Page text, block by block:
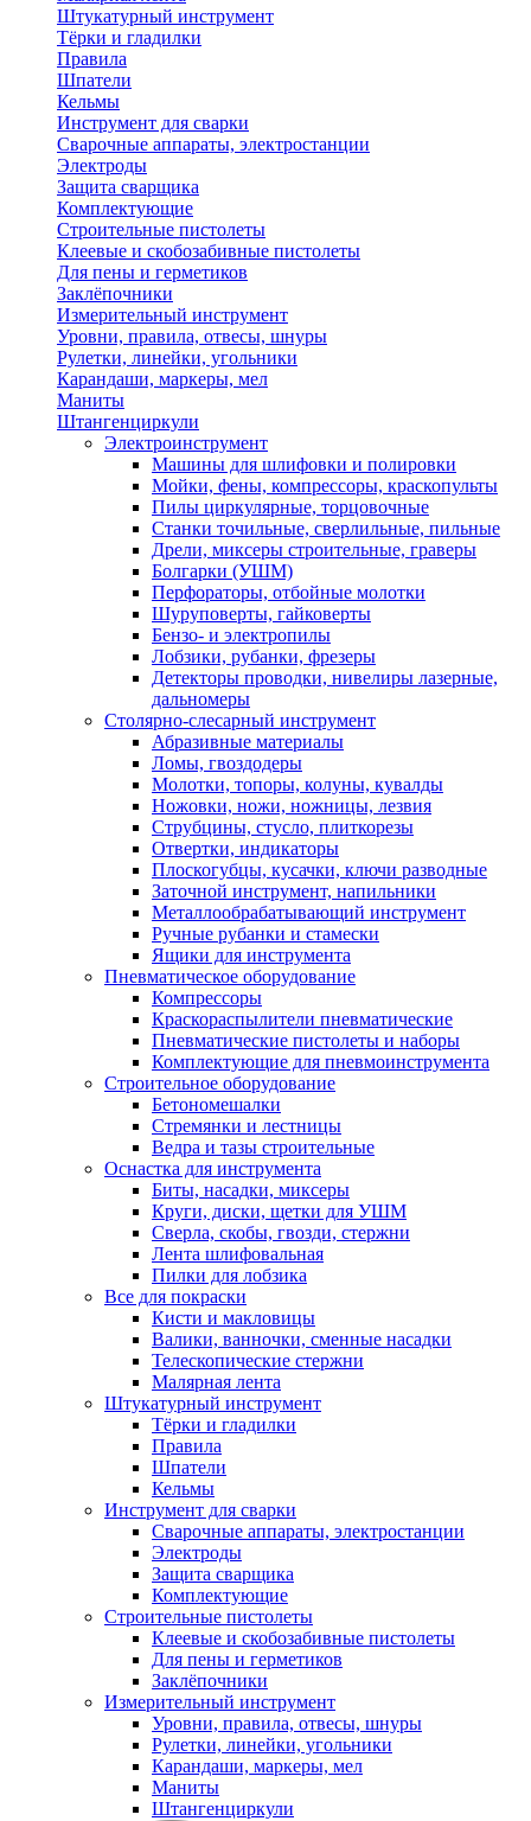
Штукатурный инструмент
Тёрки и гладилки
Правила
Шпатели
Кельмы
Инструмент для сварки
Сварочные аппараты, электростанции
Электроды
Защита сварщика
Комплектующие
Строительные пистолеты
Клеевые и скобозабивные пистолеты
Для пены и герметиков
Заклёпочники
Измерительный инструмент
Уровни, правила, отвесы, шнуры
Рулетки, линейки, угольники
Карандаши, маркеры, мел
Маниты
Штангенциркули
Электроинструмент
Машины для шлифовки и полировки
Мойки, фены, компрессоры, краскопульты
Пилы циркулярные, торцовочные
Станки точильные, сверлильные, пильные
Дрели, миксеры строительные, граверы
Болгарки (УШМ)
Перфораторы, отбойные молотки
Шуруповерты, гайковерты
Бензо- и электропилы
Лобзики, рубанки, фрезеры
Детекторы проводки, нивелиры лазерные,
дальномеры
Столярно-слесарный инструмент
Абразивные материалы
Ломы, гвоздодеры
Молотки, топоры, колуны, кувалды
Ножовки, ножи, ножницы, лезвия
Струбцины, стусло, плиткорезы
Отвертки, индикаторы
Плоскогубцы, кусачки, ключи разводные
Заточной инструмент, напильники
Металлообрабатывающий инструмент
Ручные рубанки и стамески
Ящики для инструмента
Пневматическое оборудование
Компрессоры
Краскораспылители пневматические
Пневматические пистолеты и наборы
Комплектующие для пневмоинструмента
Строительное оборудование
Бетономешалки
Стремянки и лестницы
Ведра и тазы строительные
Оснастка для инструмента
Биты, насадки, миксеры
Круги, диски, щетки для УШМ
Сверла, скобы, гвозди, стержни
Лента шлифовальная
Пилки для лобзика
Все для покраски
Кисти и макловицы
Валики, ванночки, сменные насадки
Телескопические стержни
Малярная лента
Штукатурный инструмент
Тёрки и гладилки
Правила
Шпатели
Кельмы
Инструмент для сварки
Сварочные аппараты, электростанции
Электроды
Защита сварщика
Комплектующие
Строительные пистолеты
Клеевые и скобозабивные пистолеты
Для пены и герметиков
Заклёпочники
Измерительный инструмент
Уровни, правила, отвесы, шнуры
Рулетки, линейки, угольники
Карандаши, маркеры, мел
Маниты
Штангенциркули